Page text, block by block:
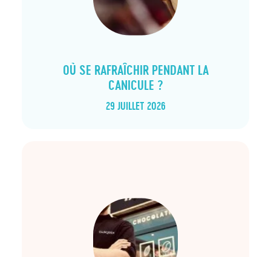
29 JUILLET 2026
OÙ SE RAFRAÎCHIR PENDANT LA
CANICULE ?